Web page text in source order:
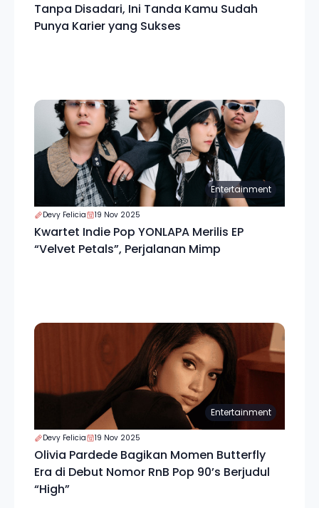
Tanpa Disadari, Ini Tanda Kamu Sudah
Punya Karier yang Sukses
Entertainment
Devy Felicia 19 Nov 2025
Kwartet Indie Pop YONLAPA Merilis EP
“Velvet Petals”, Perjalanan Mimp
Entertainment
Devy Felicia 19 Nov 2025
Olivia Pardede Bagikan Momen Butterfly
Era di Debut Nomor RnB Pop 90’s Berjudul
“High”